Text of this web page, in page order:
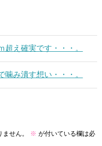
超え確実です・・・。
噛み潰す想い・・・。
せん。 ※ が付いている欄は必